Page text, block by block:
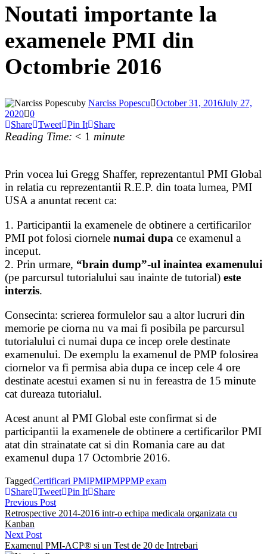
Noutati importante la
examenele PMI din
Octombrie 2016
by Narciss Popescu October 31, 2016July 27,
2020 0
Share Tweet Pin It Share
Reading Time: < 1 minute
Prin vocea lui Gregg Shaffer, reprezentantul PMI Global
in relatia cu reprezentantii R.E.P. din toata lumea, PMI
USA a anuntat recent ca:
1. Participantii la examenele de obtinere a certificarilor
PMI pot folosi ciornele numai dupa ce examenul a
inceput.
2. Prin urmare, “brain dump”-ul inaintea examenului
(pe parcursul tutorialului sau inainte de tutorial) este
interzis.
Consecinta: scrierea formulelor sau a altor lucruri din
memorie pe ciorna nu va mai fi posibila pe parcursul
tutorialului ci numai dupa ce incep orele destinate
examenului. De exemplu la examenul de PMP folosirea
ciornelor va fi permisa abia dupa ce incep cele 4 ore
destinate acestui examen si nu in fereastra de 15 minute
cat dureaza tutorialul.
Acest anunt al PMI Global este confirmat si de
participantii la examenele de obtinere a certificarilor PMI
atat din strainatate cat si din Romania care au dat
examenul dupa 17 Octombrie 2016.
TaggedCertificari PMIPMIPMPPMP exam
Share Tweet Pin It Share
Post
navigation
Previous PostPrevious
post:
Retrospective 2014-2016 intr-o echipa medicala organizata cu
Kanban
Next PostNext
post:
Examenul PMI-ACP® si un Test de 20 de Intrebari